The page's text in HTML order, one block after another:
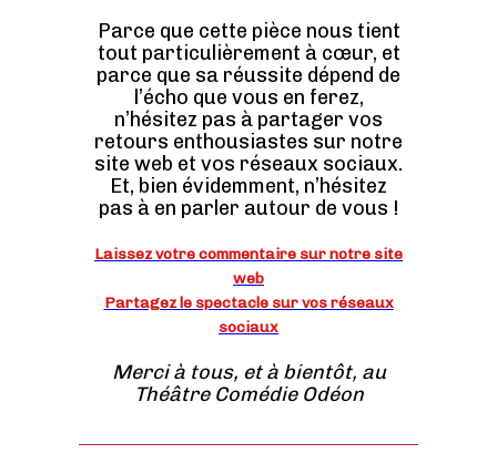
Parce que cette pièce nous tient
tout particulièrement à cœur, et
parce que sa réussite dépend de
l’écho que vous en ferez,
n’hésitez pas à partager vos
retours enthousiastes sur notre
site web et vos réseaux sociaux.
Et, bien évidemment, n’hésitez
pas à en parler autour de vous !
Laissez votre commentaire sur notre site
web
Partagez le spectacle sur vos réseaux
sociaux
Merci à tous, et à bientôt, au
Théâtre Comédie Odéon